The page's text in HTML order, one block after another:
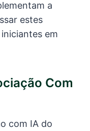
a
estes
em
Com
com IA do